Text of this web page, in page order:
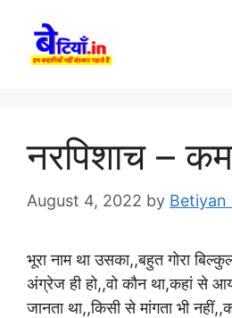
content
नरपिशाच –
August 4, 2022 by Betiyan
भूरा नाम था उसका,,बहुत गोरा
अंग्रेज ही हो,,वो कौन था,कहां से
जानता था,,किसी से मांगता भी